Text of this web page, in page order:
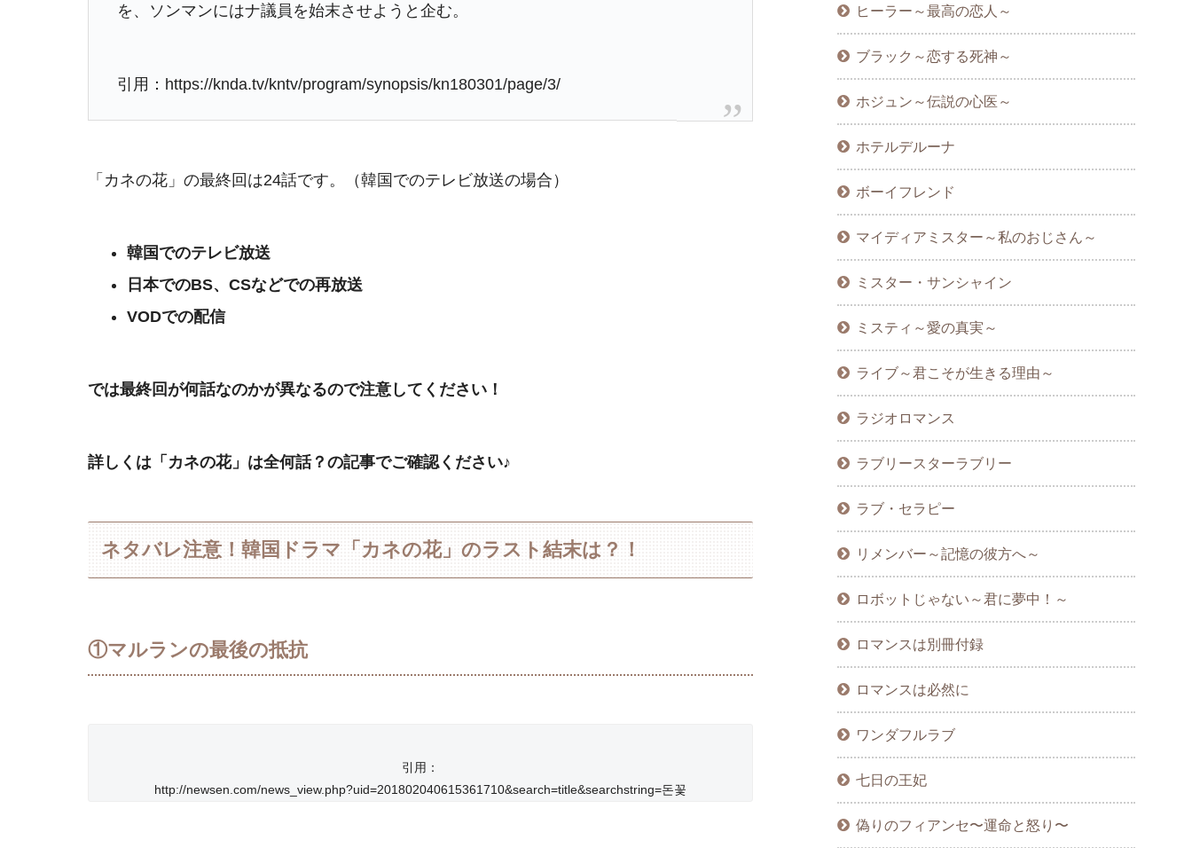
を、ソンマンにはナ議員を始末させようと企む。
引用：https://knda.tv/kntv/program/synopsis/kn180301/page/3/
「カネの花」の最終回は24話です。（韓国でのテレビ放送の場合）
韓国でのテレビ放送
日本でのBS、CSなどでの再放送
VODでの配信
では最終回が何話なのかが異なるので注意してください！
詳しくは「カネの花」は全何話？の記事でご確認ください♪
ネタバレ注意！韓国ドラマ「カネの花」のラスト結末は？！
①マルランの最後の抵抗
引用：
http://newsen.com/news_view.php?uid=201802040615361710&search=title&searchstring=돈꽃
ヒーラー～最高の恋人～
ブラック～恋する死神～
ホジュン～伝説の心医～
ホテルデルーナ
ボーイフレンド
マイディアミスター～私のおじさん～
ミスター・サンシャイン
ミスティ～愛の真実～
ライブ～君こそが生きる理由～
ラジオロマンス
ラブリースターラブリー
ラブ・セラピー
リメンバー～記憶の彼方へ～
ロボットじゃない～君に夢中！～
ロマンスは別冊付録
ロマンスは必然に
ワンダフルラブ
七日の王妃
偽りのフィアンセ〜運命と怒り〜